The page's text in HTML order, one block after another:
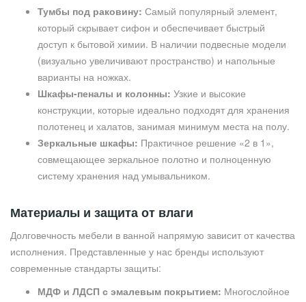
Тумбы под раковину: Самый популярный элемент,
который скрывает сифон и обеспечивает быстрый
доступ к бытовой химии. В наличии подвесные модели
(визуально увеличивают пространство) и напольные
варианты на ножках.
Шкафы-пеналы и колонны: Узкие и высокие
конструкции, которые идеально подходят для хранения
полотенец и халатов, занимая минимум места на полу.
Зеркальные шкафы: Практичное решение «2 в 1»,
совмещающее зеркальное полотно и полноценную
систему хранения над умывальником.
Материалы и защита от влаги
Долговечность мебели в ванной напрямую зависит от качества
исполнения. Представленные у нас бренды используют
современные стандарты защиты:
МДФ и ЛДСП с эмалевым покрытием: Многослойное